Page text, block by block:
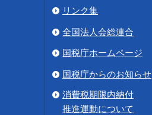
リンク集
全国法人会総連合
国税庁ホームページ
国税庁からのお知らせ
消費税期限内納付
推進運動について